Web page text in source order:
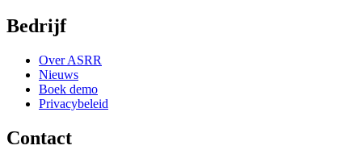
Bedrijf
Over ASRR
Nieuws
Boek demo
Privacybeleid
Contact